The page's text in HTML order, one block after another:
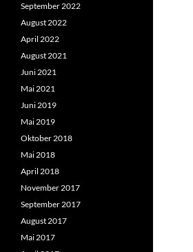
September 2022
August 2022
April 2022
August 2021
Juni 2021
Mai 2021
Juni 2019
Mai 2019
Oktober 2018
Mai 2018
April 2018
November 2017
September 2017
August 2017
Mai 2017